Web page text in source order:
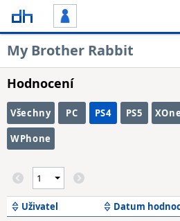
My Brother Rabbit
Hodnocení
Všechny PC PS4 PS5 XOne
WPhone
Uživatel Datum